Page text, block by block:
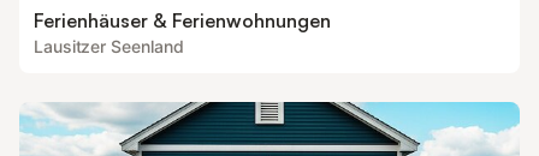
Ferienhäuser & Ferienwohnungen
Lausitzer Seenland